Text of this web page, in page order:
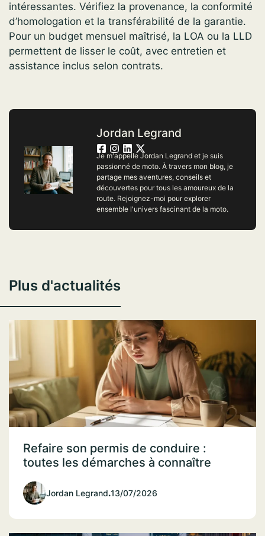
intéressantes. Vérifiez la provenance, la conformité
d’homologation et la transférabilité de la garantie.
Pour un budget mensuel maîtrisé, la LOA ou la LLD
permettent de lisser le coût, avec entretien et
assistance inclus selon contrats.
Jordan Legrand
Je m'appelle Jordan Legrand et je suis
passionné de moto. À travers mon blog, je
partage mes aventures, conseils et
découvertes pour tous les amoureux de la
route. Rejoignez-moi pour explorer
ensemble l'univers fascinant de la moto.
Plus d'actualités
Refaire son permis de conduire :
toutes les démarches à connaître
Jordan Legrand.13/07/2026